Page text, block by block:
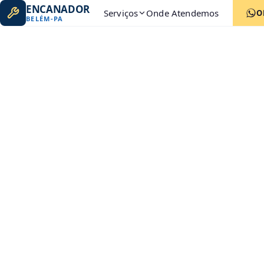
ENCANADOR
BELÉM-PA Serviços Onde Atendemos